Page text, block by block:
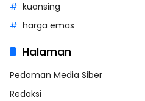
kuansing
harga emas
Halaman
Pedoman Media Siber
Redaksi